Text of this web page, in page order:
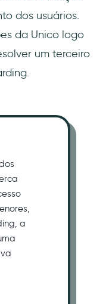
dos usuários.
da Unico logo
um terceiro
a